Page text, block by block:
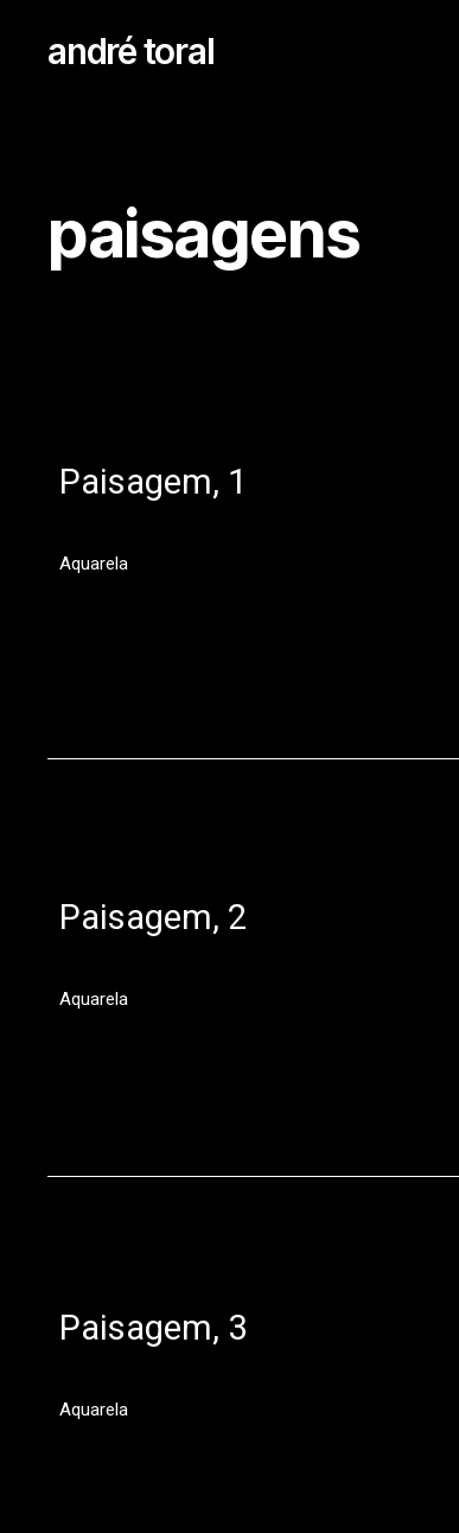
andré toral
paisagens
Paisagem, 1
Aquarela
Paisagem, 2
Aquarela
Paisagem, 3
Aquarela